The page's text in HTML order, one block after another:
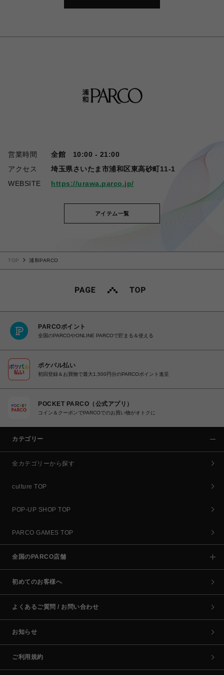
営業時間
全館 10:00 - 21:00
アクセス
埼玉県さいたま市浦和区東高砂町11-1
WEBSITE
https://urawa.parco.jp/
アイテム一覧
TOP 浦和PARCO
PARCOポイント
全国のPARCOやONLINE PARCOで貯まる＆使える
ポケパル払い
初回登録＆お買物で最大1,500円分のPARCOポイント進呈
POCKET PARCO（公式アプリ）
コイン＆クーポンでPARCOでのお買い物がオトクに
カテゴリー
全カテゴリーから探す
culture TOP
POP-UP SHOP TOP
PARCO GAMES TOP
全国のPARCO店舗
初めてのお客様へ
よくあるご質問 / お問い合わせ
お知らせ
ご利用規約